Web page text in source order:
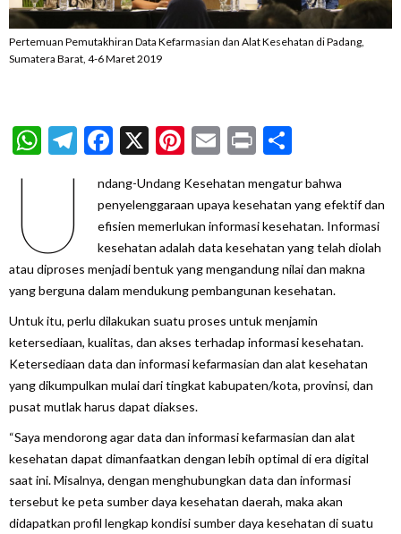
Pertemuan Pemutakhiran Data Kefarmasian dan Alat Kesehatan di Padang,
Sumatera Barat, 4-6 Maret 2019
WhatsApp
Telegram
Facebook
X Pinterest
Email
Print
U
ndang-Undang Kesehatan mengatur bahwa
penyelenggaraan upaya kesehatan yang efektif dan
efisien memerlukan informasi kesehatan. Informasi
kesehatan adalah data kesehatan yang telah diolah
atau diproses menjadi bentuk yang mengandung nilai dan makna
yang berguna dalam mendukung pembangunan kesehatan.
Untuk itu, perlu dilakukan suatu proses untuk menjamin
ketersediaan, kualitas, dan akses terhadap informasi kesehatan.
Ketersediaan data dan informasi kefarmasian dan alat kesehatan
yang dikumpulkan mulai dari tingkat kabupaten/kota, provinsi, dan
pusat mutlak harus dapat diakses.
“Saya mendorong agar data dan informasi kefarmasian dan alat
kesehatan dapat dimanfaatkan dengan lebih optimal di era digital
saat ini. Misalnya, dengan menghubungkan data dan informasi
tersebut ke peta sumber daya kesehatan daerah, maka akan
didapatkan profil lengkap kondisi sumber daya kesehatan di suatu